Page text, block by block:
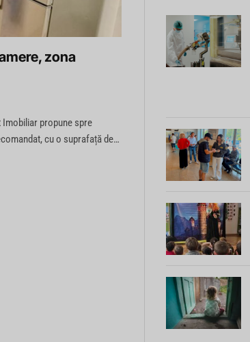
zona
Imobiliar propune spre
cu o suprafață de…